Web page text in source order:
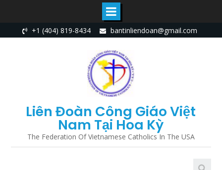
to
+1 (404) 819-8434 bantinliendoan@gmail.com
Liên Đoàn Công Giáo Việt
Nam Tại Hoa Kỳ
The Federation Of Vietnamese Catholics In The USA